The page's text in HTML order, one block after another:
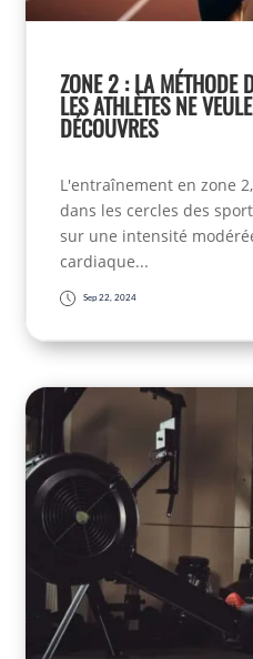
ZONE 2 : LA MÉTHODE
LES ATHLÈTES NE
DÉCOUVRES
L'entraînement en zone
dans les cercles des
sur une intensité
cardiaque...
Sep 22, 2024